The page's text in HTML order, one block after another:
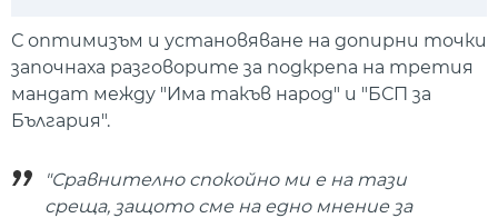
С оптимизъм и установяване на допирни точки
започнаха разговорите за подкрепа на третия
мандат между "Има такъв народ" и "БСП за
България".
"Сравнително спокойно ми е на тази
среща, защото сме на едно мнение за